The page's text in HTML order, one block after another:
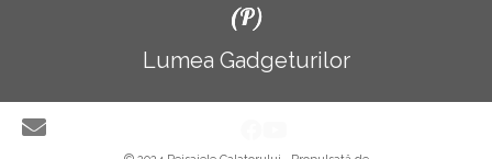
(P)
Lumea Gadgeturilor